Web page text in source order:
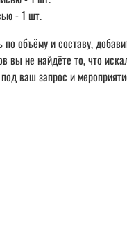
- 1 шт.
объёму и составу,
вы не найдёте то, что
ваш запрос и